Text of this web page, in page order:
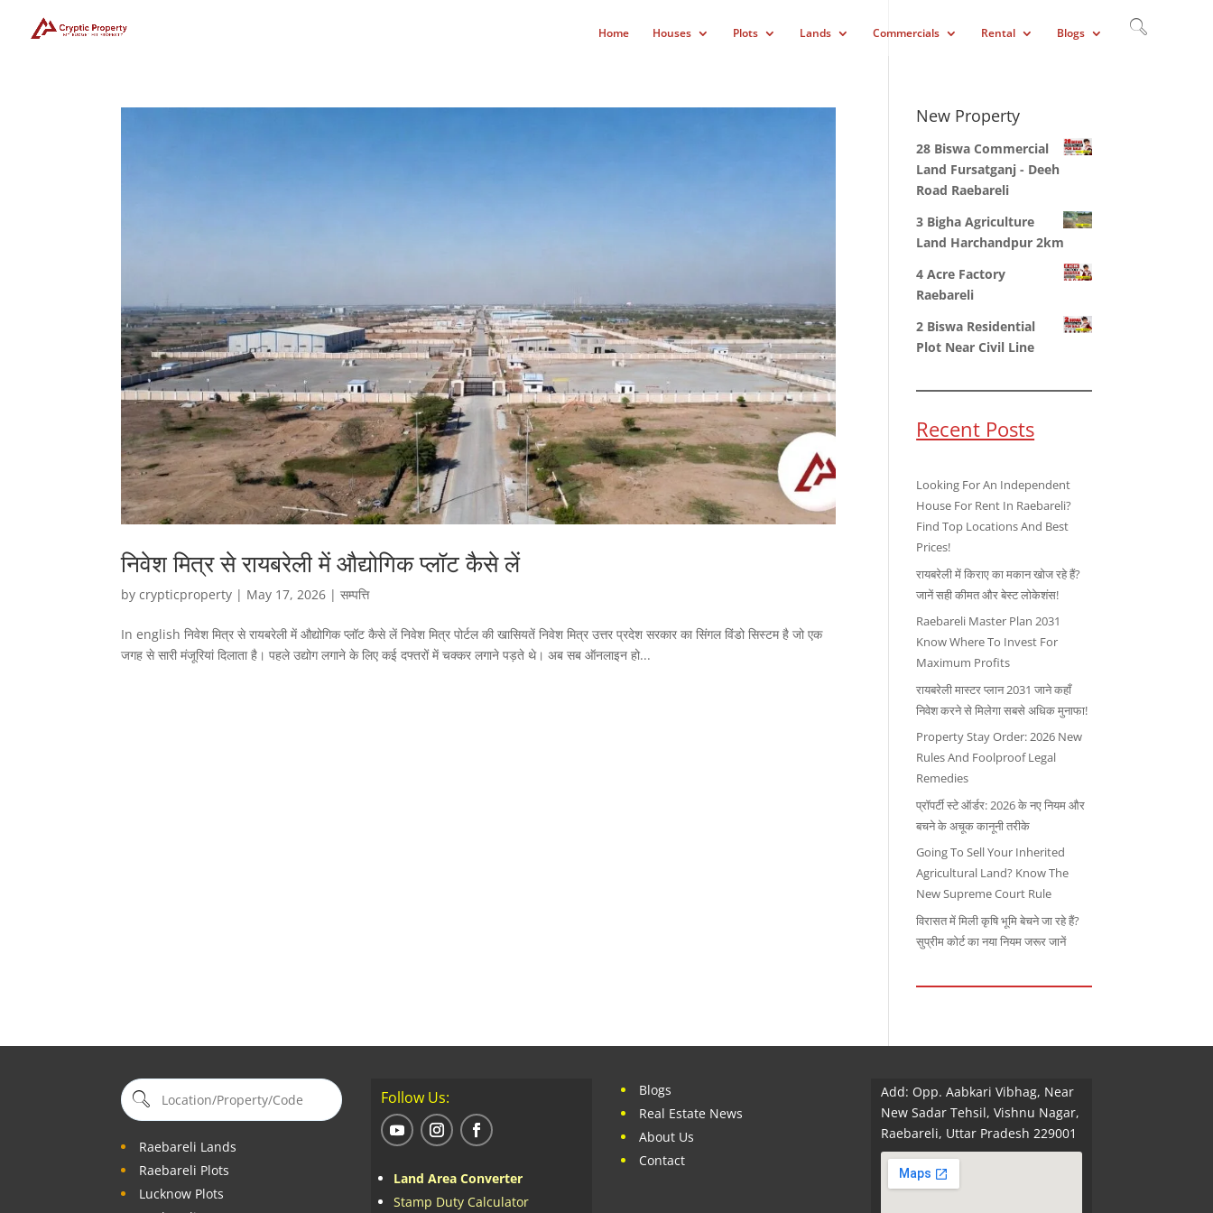
Home Houses Plots Lands Commercials Rental Blogs
निवेश मित्र से रायबरेली में औद्योगिक प्लॉट कैसे लें
bycrypticproperty | May 17, 2026 |सम्पत्ति
In english निवेश मित्र से रायबरेली में औद्योगिक प्लॉट कैसे लें निवेश मित्र पोर्टल की खासियतें निवेश मित्र उत्तर प्रदेश सरकार का सिंगल विंडो सिस्टम है जो एक
जगह से सारी मंजूरियां दिलाता है। पहले उद्योग लगाने के लिए कई दफ्तरों में चक्कर लगाने पड़ते थे। अब सब ऑनलाइन हो...
New Property
28 Biswa Commercial
Land Fursatganj - Deeh
Road Raebareli
3 Bigha Agriculture
Land Harchandpur 2km
4 Acre Factory
Raebareli
2 Biswa Residential
Plot Near Civil Line
Recent Posts
Looking For An Independent
House For Rent In Raebareli?
Find Top Locations And Best
Prices!
रायबरेली में किराए का मकान खोज रहे हैं?
जानें सही कीमत और बेस्ट लोकेशंस!
Raebareli Master Plan 2031
Know Where To Invest For
Maximum Profits
रायबरेली मास्टर प्लान 2031 जाने कहाँ
निवेश करने से मिलेगा सबसे अधिक मुनाफा!
Property Stay Order: 2026 New
Rules And Foolproof Legal
Remedies
प्रॉपर्टी स्टे ऑर्डर: 2026 के नए नियम और
बचने के अचूक कानूनी तरीके
Going To Sell Your Inherited
Agricultural Land? Know The
New Supreme Court Rule
विरासत में मिली कृषि भूमि बेचने जा रहे हैं?
सुप्रीम कोर्ट का नया नियम जरूर जानें
Raebareli Lands
Raebareli Plots
Lucknow Plots
Follow Us:
Land Area Converter
Stamp Duty Calculator
Blogs
Real Estate News
About Us
Contact
Add: Opp. Aabkari Vibhag, Near
New Sadar Tehsil, Vishnu Nagar,
Raebareli, Uttar Pradesh 229001